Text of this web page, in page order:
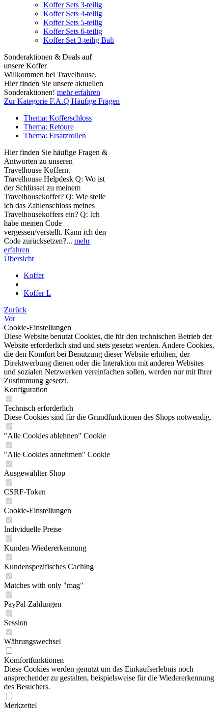
Koffer Sets 3-teilig
Koffer Sets 4-teilig
Koffer Sets 5-teilig
Koffer Sets 6-teilig
Koffer Set 3-teilig Bali
Sonderaktionen & Deals auf
unsere Koffer
Willkommen bei Travelhouse.
Hier finden Sie unsere aktuellen
Sonderaktionen! mehr erfahren
Zur Kategorie F.A.Q Häufige Fragen
Thema: Kofferschloss
Thema: Retoure
Thema: Ersatzrollen
Hier finden Sie häufige Fragen &
Antworten zu unseren
Travelhouse Koffern.
Travelhouse Helpdesk Q: Wo ist
der Schlüssel zu meinem
Travelhousekoffer? Q: Wie stelle
ich das Zahlenschloss meines
Travelhousekoffers ein? Q: Ich
habe meinen Code
vergessen/verstellt. Kann ich den
Code zurücksetzen?... mehr
erfahren
Übersicht
Koffer
Koffer L
Zurück
Vor
Cookie-Einstellungen
Diese Website benutzt Cookies, die für den technischen Betrieb der
Website erforderlich sind und stets gesetzt werden. Andere Cookies,
die den Komfort bei Benutzung dieser Website erhöhen, der
Direktwerbung dienen oder die Interaktion mit anderen Websites
und sozialen Netzwerken vereinfachen sollen, werden nur mit Ihrer
Zustimmung gesetzt.
Konfiguration
Technisch erforderlich
Diese Cookies sind für die Grundfunktionen des Shops notwendig.
"Alle Cookies ablehnen" Cookie
"Alle Cookies annehmen" Cookie
Ausgewählter Shop
CSRF-Token
Cookie-Einstellungen
Individuelle Preise
Kunden-Wiedererkennung
Kundenspezifisches Caching
Matches with only "mag"
PayPal-Zahlungen
Session
Währungswechsel
Komfortfunktionen
Diese Cookies werden genutzt um das Einkaufserlebnis noch
ansprechender zu gestalten, beispielsweise für die Wiedererkennung
des Besuchers.
Merkzettel